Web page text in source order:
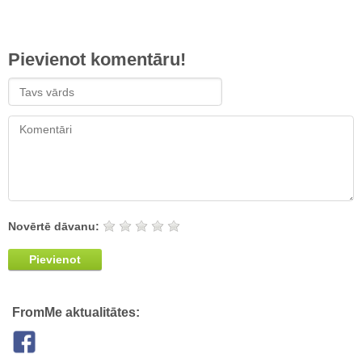
Pievienot komentāru!
Novērtē dāvanu:
Pievienot
FromMe aktualitātes: